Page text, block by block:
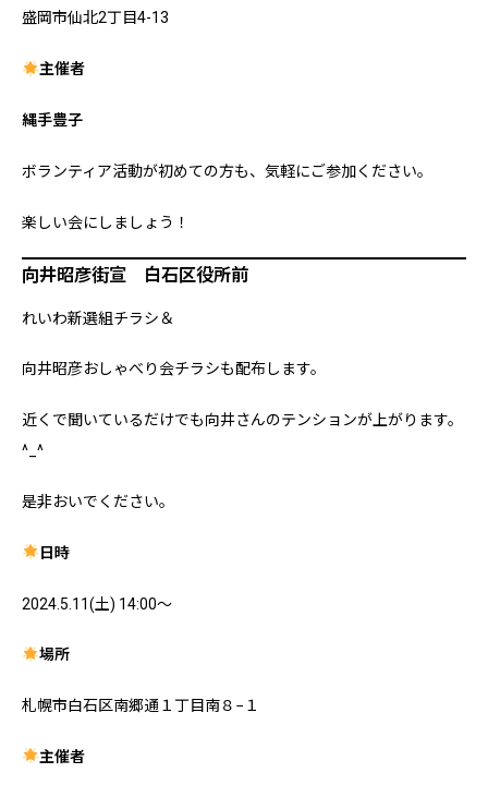
盛岡市仙北2丁目4-13
主催者
縄手豊子
ボランティア活動が初めての方も、気軽にご参加ください。
楽しい会にしましょう！
向井昭彦街宣 白石区役所前
れいわ新選組チラシ＆
向井昭彦おしゃべり会チラシも配布します。
近くで聞いているだけでも向井さんのテンションが上がります。
^_^
是非おいでください。
日時
2024.5.11(土) 14:00～
場所
札幌市白石区南郷通１丁目南８−１
主催者